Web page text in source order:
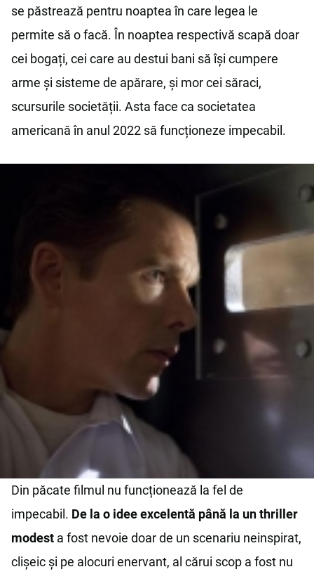
se păstrează pentru noaptea în care legea le
permite să o facă. În noaptea respectivă scapă doar
cei bogați, cei care au destui bani să își cumpere
arme și sisteme de apărare, și mor cei săraci,
scursurile societății. Asta face ca societatea
americană în anul 2022 să funcționeze impecabil.
Din păcate filmul nu funcționează la fel de
impecabil. De la o idee excelentă până la un thriller
modest a fost nevoie doar de un scenariu neinspirat,
clișeic și pe alocuri enervant, al cărui scop a fost nu